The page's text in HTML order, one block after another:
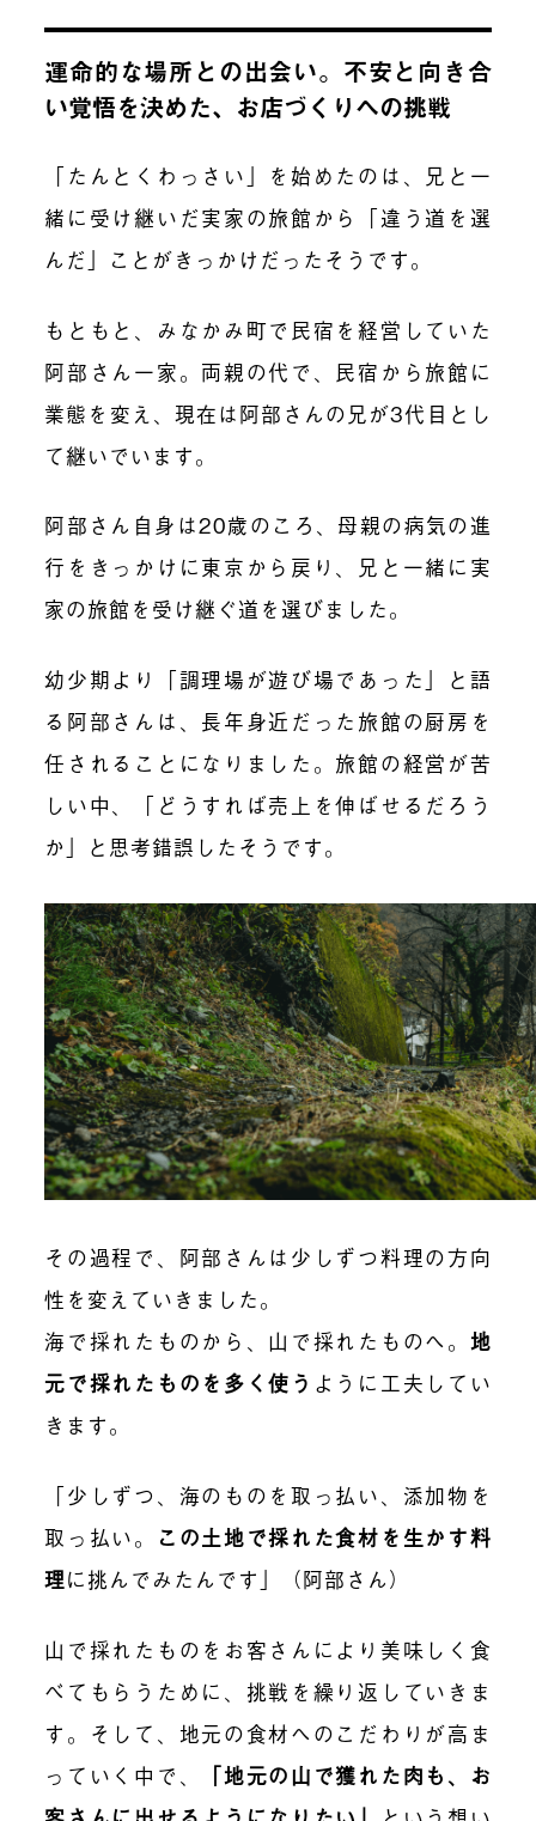
運命的な場所との出会い。不安と向き合
い覚悟を決めた、お店づくりへの挑戦
「たんとくわっさい」を始めたのは、兄と一
緒に受け継いだ実家の旅館から「違う道を選
んだ」ことがきっかけだったそうです。
もともと、みなかみ町で民宿を経営していた
阿部さん一家。両親の代で、民宿から旅館に
業態を変え、現在は阿部さんの兄が3代目とし
て継いでいます。
阿部さん自身は20歳のころ、母親の病気の進
行をきっかけに東京から戻り、兄と一緒に実
家の旅館を受け継ぐ道を選びました。
幼少期より「調理場が遊び場であった」と語
る阿部さんは、長年身近だった旅館の厨房を
任されることになりました。旅館の経営が苦
しい中、「どうすれば売上を伸ばせるだろう
か」と思考錯誤したそうです。
その過程で、阿部さんは少しずつ料理の方向
性を変えていきました。
海で採れたものから、山で採れたものへ。 地
元で採れたものを多く使う ように工夫してい
きます。
「少しずつ、海のものを取っ払い、添加物を
取っ払い。
この土地で採れた食材を生かす料
理に挑んでみたんです」（阿部さん）
山で採れたものをお客さんにより美味しく食
べてもらうために、挑戦を繰り返していきま
す。そして、地元の食材へのこだわりが高ま
っていく中で、
「地元の山で獲れた肉も、お